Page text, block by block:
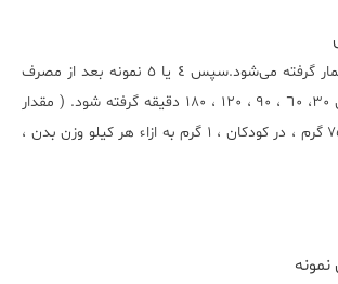
“ابتدا نمونه ناشتا بیمار گرفته می‌شود.سپس ٤ یا ٥ نمونه بعد از مصرف
گلوکز در فاصله زمانی ٣٠، ٦٠ ، ٩٠ ، ١٢٠ ، ١٨٠ دقیقه گرفته شود. ( مقدار
گلوکز در بزرگسالان ٧٥ گرم ، در کودکان ، ١ گرم به ازاء هر کیلو وزن بدن ،